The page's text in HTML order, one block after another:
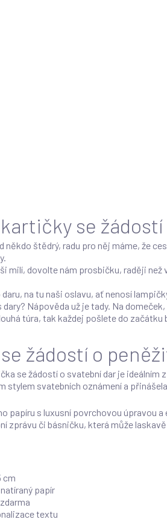
se
někdo štědrý, radu pro něj máme, že
milí, dovolte nám prosbičku, raději
na tu naši oslavu, ať nenosí
dary? Nápověda už je tady. Na
túra, tak každej pošlete do začátku
žádostí o
se žádostí o svatební dar je
stylem svatebních oznámení a
papíru s luxusní povrchovou úpravou
zprávu či básničku, která může
cm
papír
textu